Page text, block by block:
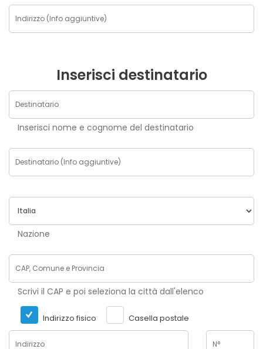
Inserisci destinatario
Inserisci nome e cognome del destinatario
Nazione
Scrivi il CAP e poi seleziona la città dall'elenco
Indirizzo fisico Casella postale